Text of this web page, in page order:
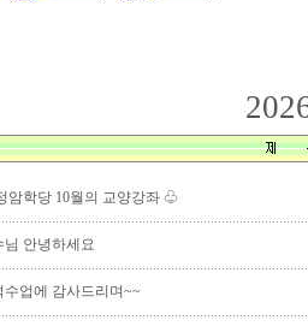
암학당 10월의 교양강좌 ♧
님 안녕하세요
수업에 감사드리며~~